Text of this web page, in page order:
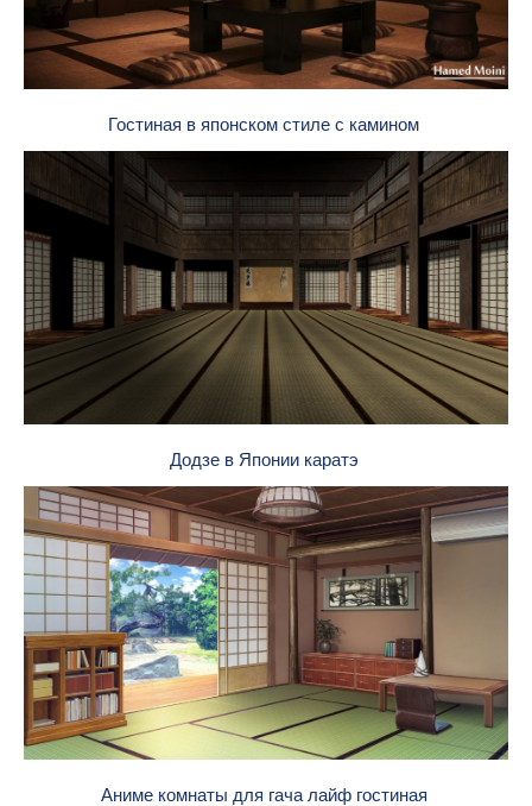
Гостиная в японском стиле с камином
Додзе в Японии каратэ
Аниме комнаты для гача лайф гостиная